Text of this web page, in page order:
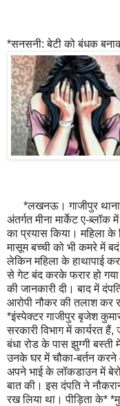
*सनसनी: बेटी को बंधक
*लखनऊ। गाजीपुर थाना
अंतर्गत मीना मार्केट ए-
का प्रयास किया। महिला
मासूम बच्ची को भी कमरे में
लेकिन महिला के हाथापाई
से गेट बंद करके फरार हो
की जानकारी दी। बाद में
आरोपी नौकर की तलाश कर
*इंस्पेक्टर गाजीपुर बृजेश
सरकारी विभाग में कार्यरत
बंधा रोड के पास झुग्गी बस्ती
उनके घर में चौका-बर्तन करने
अपने भाई के लॉकडाउन में
बात की। इस दंपति ने
रख लिया था। पीड़िता के*